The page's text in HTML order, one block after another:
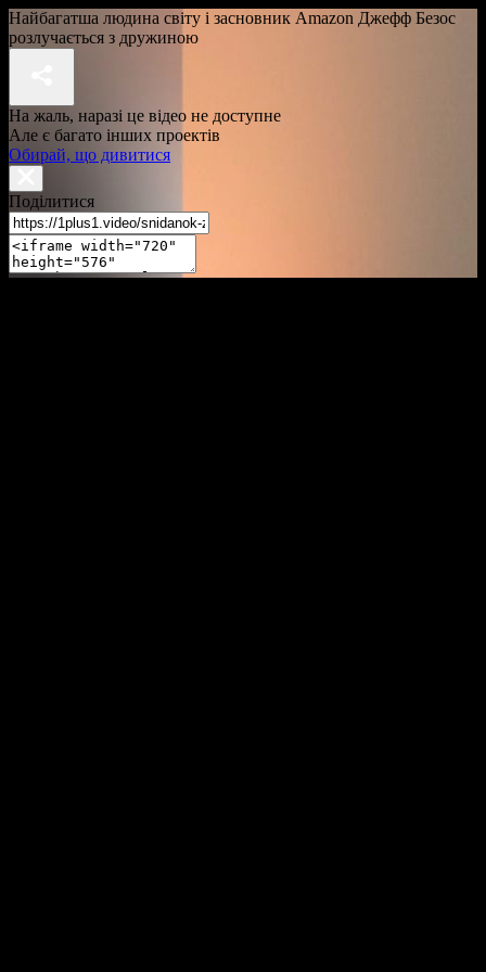
Найбагатша людина світу і засновник Amazon Джефф Безос
розлучається з дружиною
На жаль, наразі це відео не доступне
Але є багато інших проектів
Обирай, що дивитися
Поділитися